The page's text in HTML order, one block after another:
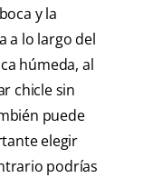
y la
a lo largo del
húmeda, al
chicle sin
puede
elegir
podrías